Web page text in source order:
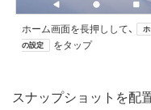
ホーム画面を長押しして、
の設定
をタップ
スナップショットを配